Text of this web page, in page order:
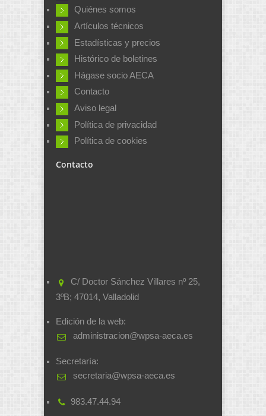
Quiénes somos
Artículos técnicos
Estadísticas y precios
Histórico de boletines
Hágase socio AECA
Contacto
Aviso legal
Política de privacidad
Política de cookies
Contacto
C/ Doctor Sánchez Villares nº 25,
3ºB; 47014, Valladolid
Edición de la web:
administracion@wpsa-aeca.es
Secretaría:
secretaria@wpsa-aeca.es
983.47.44.94